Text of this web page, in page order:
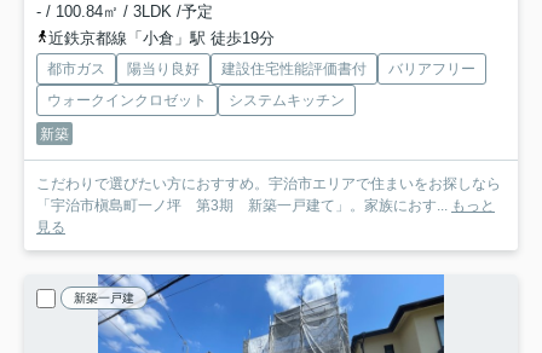
- / 100.84㎡ / 3LDK /予定
近鉄京都線「小倉」駅 徒歩19分
都市ガス 陽当り良好 建設住宅性能評価書付
バリアフリー
ウォークインクロゼット
システムキッチン
新築
こだわりで選びたい方におすすめ。宇治市エリアで住まいをお探しなら
「宇治市槇島町一ノ坪 第3期 新築一戸建て」。家族におす... もっと
見る
新築一戸建